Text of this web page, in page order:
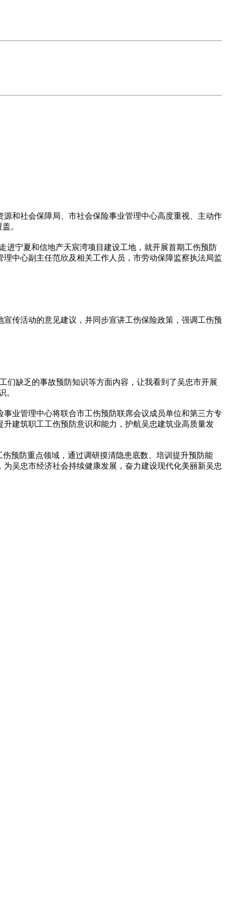
和社会保障局、市社会保险事业管理中心高度重视、主动作
。
进宁夏和信地产天宸湾项目建设工地，就开展首期工伤预防
中心副主任范欣及相关工作人员，市劳动保障监察执法局监
传活动的意见建议，并同步宣讲工伤保险政策，强调工伤预
们缺乏的事故预防知识等方面内容，让我看到了吴忠市开展
。
业管理中心将联合市工伤预防联席会议成员单位和第三方专
建筑职工工伤预防意识和能力，护航吴忠建筑业高质量发
预防重点领域，通过调研摸清隐患底数、培训提升预防能
吴忠市经济社会持续健康发展，奋力建设现代化美丽新吴忠